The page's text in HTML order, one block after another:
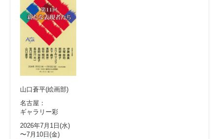
山口蒼平(絵画部)
名古屋：
ギャラリー彩
2026年7月1日(水)
〜7月10日(金)